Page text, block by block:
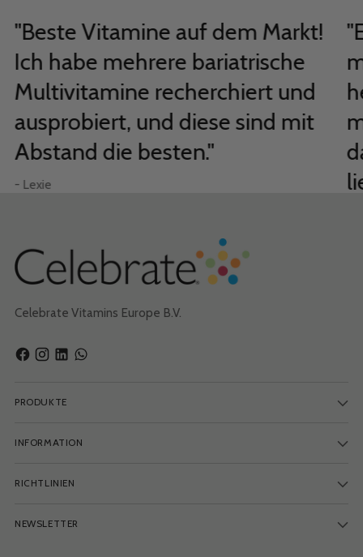
"Beste Vitamine auf dem Markt!
Ich habe mehrere bariatrische
Multivitamine recherchiert und
ausprobiert, und diese sind mit
Abstand die besten."
- Lexie
Celebrate Vitamins Europe B.V.
PRODUKTE
INFORMATION
RICHTLINIEN
NEWSLETTER